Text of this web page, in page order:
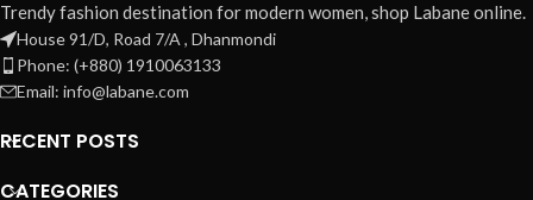
Trendy fashion destination for modern women, shop Labane online.
House 91/D, Road 7/A , Dhanmondi
Phone: (+880) 1910063133
Email: info@labane.com
RECENT POSTS
CATEGORIES